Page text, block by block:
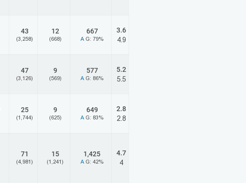
43
(3,258)
12
(668)
667
A G: 79%
3.6
4.9
47
(3,126)
9
(569)
577
A G: 86%
5.2
5.5
25
(1,744)
9
(625)
649
A G: 83%
2.8
2.8
71
(4,981)
15
(1,241)
1,425
A G: 42%
4.7
4